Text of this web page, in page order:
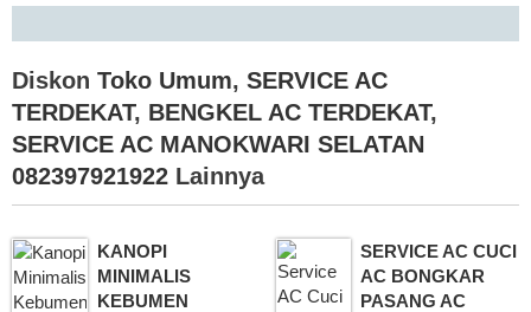
Diskon Toko Umum, SERVICE AC
TERDEKAT, BENGKEL AC TERDEKAT,
SERVICE AC MANOKWARI SELATAN
082397921922 Lainnya
KANOPI
MINIMALIS
KEBUMEN
SERVICE AC CUCI
AC BONGKAR
PASANG AC